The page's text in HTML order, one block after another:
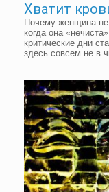
Хватит
Почему женщина
когда она
критические дни
здесь совсем не в